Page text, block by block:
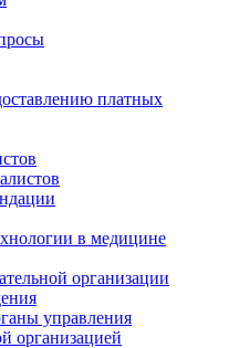
платных
в медицине
организации
управления
организацией